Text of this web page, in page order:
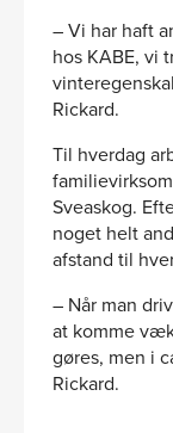
– Vi har haft
hos KABE, vi
Rickard.
Til hverdag
Sveaskog.
noget helt
afstand til
– Når man
at komme
gøres, men i
Rickard.